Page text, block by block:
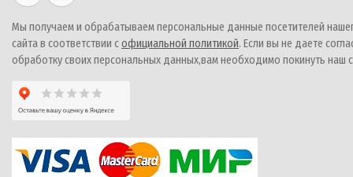
Мы получаем и обрабатываем персональные данные посетителей
сайта в соответствии софициальной политикой. Если вы не даете
обработку своих персональных данных,вам необходимо покинуть наш